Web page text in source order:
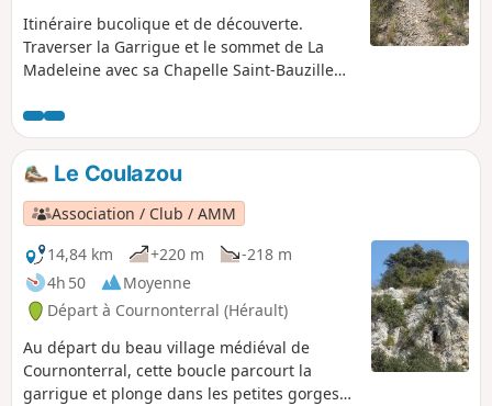
Itinéraire bucolique et de découverte.
Traverser la Garrigue et le sommet de La
Madeleine avec sa Chapelle Saint-Bauzille
agglomération, villages alentours, étangs).
En Gardiole, longer le Chemin de Croix,
traverser la Vallée de la Canabière, les
parties sommitales de : la Réserve, Roque
Rousse, Pioch Champ, Table Mise, Truc des
Cades. Vue du circuit automobile. Au loin ses
vignes. Cette nature si riche en biodiversité,
amène au respect.
Le Coulazou
Association / Club / AMM
14,84 km
+220 m
-218 m
4h 50
Moyenne
Départ à Cournonterral (Hérault)
Au départ du beau village médiéval de
Cournonterral, cette boucle parcourt la
garrigue et plonge dans les petites gorges